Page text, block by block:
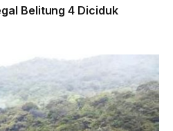
Belitung 4 Diciduk